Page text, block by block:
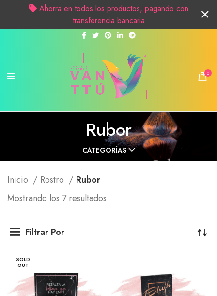
0
Rubor
CATEGORÍAS
Inicio Rostro
Rubor
Mostrando los 7 resultados
Filtrar Por
SOLD
OUT
Ahorra en todos los productos, pagando con
transferencia bancaria